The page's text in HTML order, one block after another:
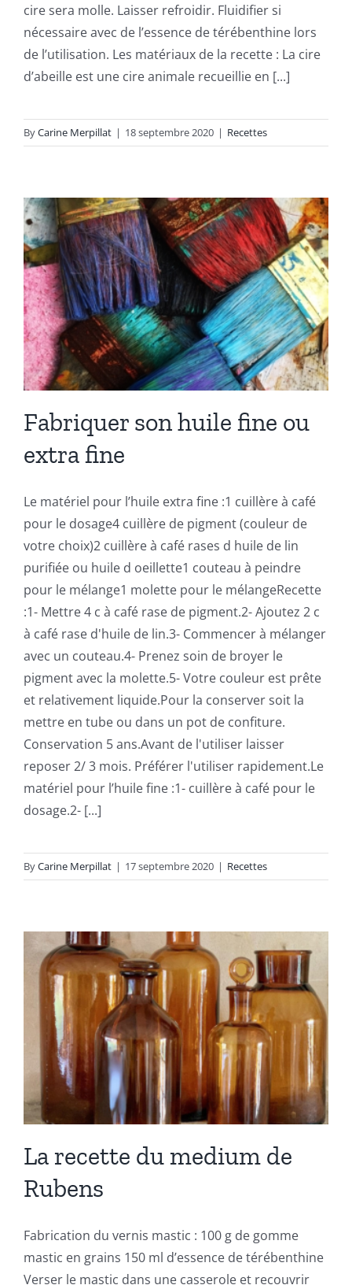
cire sera molle. Laisser refroidir. Fluidifier si
nécessaire avec de l’essence de térébenthine lors
de l’utilisation. Les matériaux de la recette : La cire
d’abeille est une cire animale recueillie en [...]
ByCarine Merpillat | 18 septembre 2020 | Recettes
Fabriquer son huile fine ou
extra fine
Recettes
Fabriquer son huile fine ou
extra fine
Le matériel pour l’huile extra fine :1 cuillère à café
pour le dosage4 cuillère de pigment (couleur de
votre choix)2 cuillère à café rases d huile de lin
purifiée ou huile d oeillette1 couteau à peindre
pour le mélange1 molette pour le mélangeRecette
:1- Mettre 4 c à café rase de pigment.2- Ajoutez 2 c
à café rase d'huile de lin.3- Commencer à mélanger
avec un couteau.4- Prenez soin de broyer le
pigment avec la molette.5- Votre couleur est prête
et relativement liquide.Pour la conserver soit la
mettre en tube ou dans un pot de confiture.
Conservation 5 ans.Avant de l'utiliser laisser
reposer 2/ 3 mois. Préférer l'utiliser rapidement.Le
matériel pour l’huile fine :1- cuillère à café pour le
dosage.2- [...]
ByCarine Merpillat | 17 septembre 2020 | Recettes
La recette du medium de
Rubens
Recettes
La recette du medium de
Rubens
Fabrication du vernis mastic : 100 g de gomme
mastic en grains 150 ml d’essence de térébenthine
Verser le mastic dans une casserole et recouvrir